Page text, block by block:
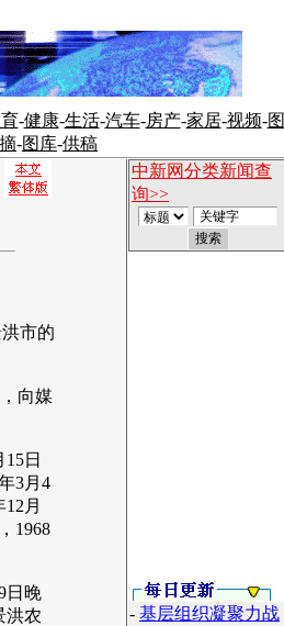
-健康-生活-汽车-房产-家居-视频-图
-图库-供稿
市的
向媒
日
3月4
月
1968
日晚
洪农
中新网分类新闻查
询>>
- 基层组织凝聚力战